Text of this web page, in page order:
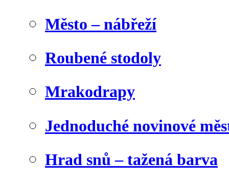
Město – nábřeží
Roubené stodoly
Mrakodrapy
Jednoduché novinové
Hrad snů – tažená barva